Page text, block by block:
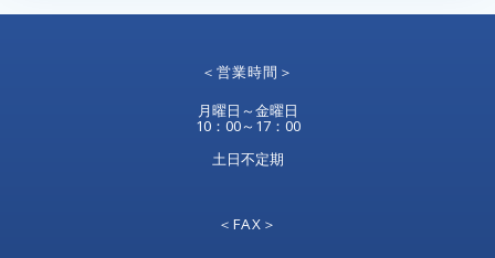
＜営業時間＞
月曜日～金曜日
10：00～17：00
土日不定期
＜FAX＞